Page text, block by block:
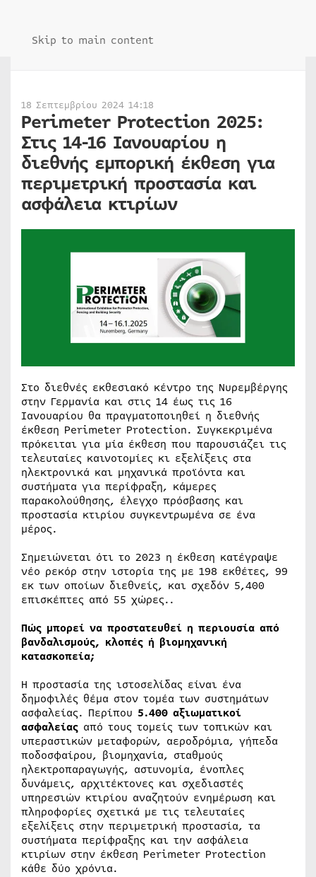
Skip to main content
18 Σεπτεμβρίου 2024 14:18
Perimeter Protection 2025:
Στις 14-16 Ιανουαρίου η
διεθνής εμπορική έκθεση για
περιμετρική προστασία και
ασφάλεια κτιρίων
Στο διεθνές εκθεσιακό κέντρο της Νυρεμβέργης
στην Γερμανία και στις 14 έως τις 16
Ιανουαρίου θα πραγματοποιηθεί η διεθνής
έκθεση Perimeter Protection. Συγκεκριμένα
πρόκειται για μία έκθεση που παρουσιάζει τις
τελευταίες καινοτομίες κι εξελίξεις στα
ηλεκτρονικά και μηχανικά προϊόντα και
συστήματα για περίφραξη, κάμερες
παρακολούθησης, έλεγχο πρόσβασης και
προστασία κτιρίου συγκεντρωμένα σε ένα
μέρος.
Σημειώνεται ότι το 2023 η έκθεση κατέγραψε
νέο ρεκόρ στην ιστορία της με 198 εκθέτες, 99
εκ των οποίων διεθνείς, και σχεδόν 5,400
επισκέπτες από 55 χώρες..
Πώς μπορεί να προστατευθεί η περιουσία από
βανδαλισμούς, κλοπές ή βιομηχανική
κατασκοπεία;
Η προστασία της ιστοσελίδας είναι ένα
δημοφιλές θέμα στον τομέα των συστημάτων
ασφαλείας. Περίπου 5.400 αξιωματικοί
ασφαλείας από τους τομείς των τοπικών και
υπεραστικών μεταφορών, αεροδρόμια, γήπεδα
ποδοσφαίρου, βιομηχανία, σταθμούς
ηλεκτροπαραγωγής, αστυνομία, ένοπλες
δυνάμεις, αρχιτέκτονες και σχεδιαστές
υπηρεσιών κτιρίου αναζητούν ενημέρωση και
πληροφορίες σχετικά με τις τελευταίες
εξελίξεις στην περιμετρική προστασία, τα
συστήματα περίφραξης και την ασφάλεια
κτιρίων στην έκθεση Perimeter Protection
κάθε δύο χρόνια.